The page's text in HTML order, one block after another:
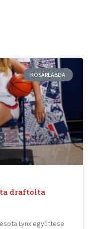
KOSÁRLABDA
draftolta
Lynx együttese